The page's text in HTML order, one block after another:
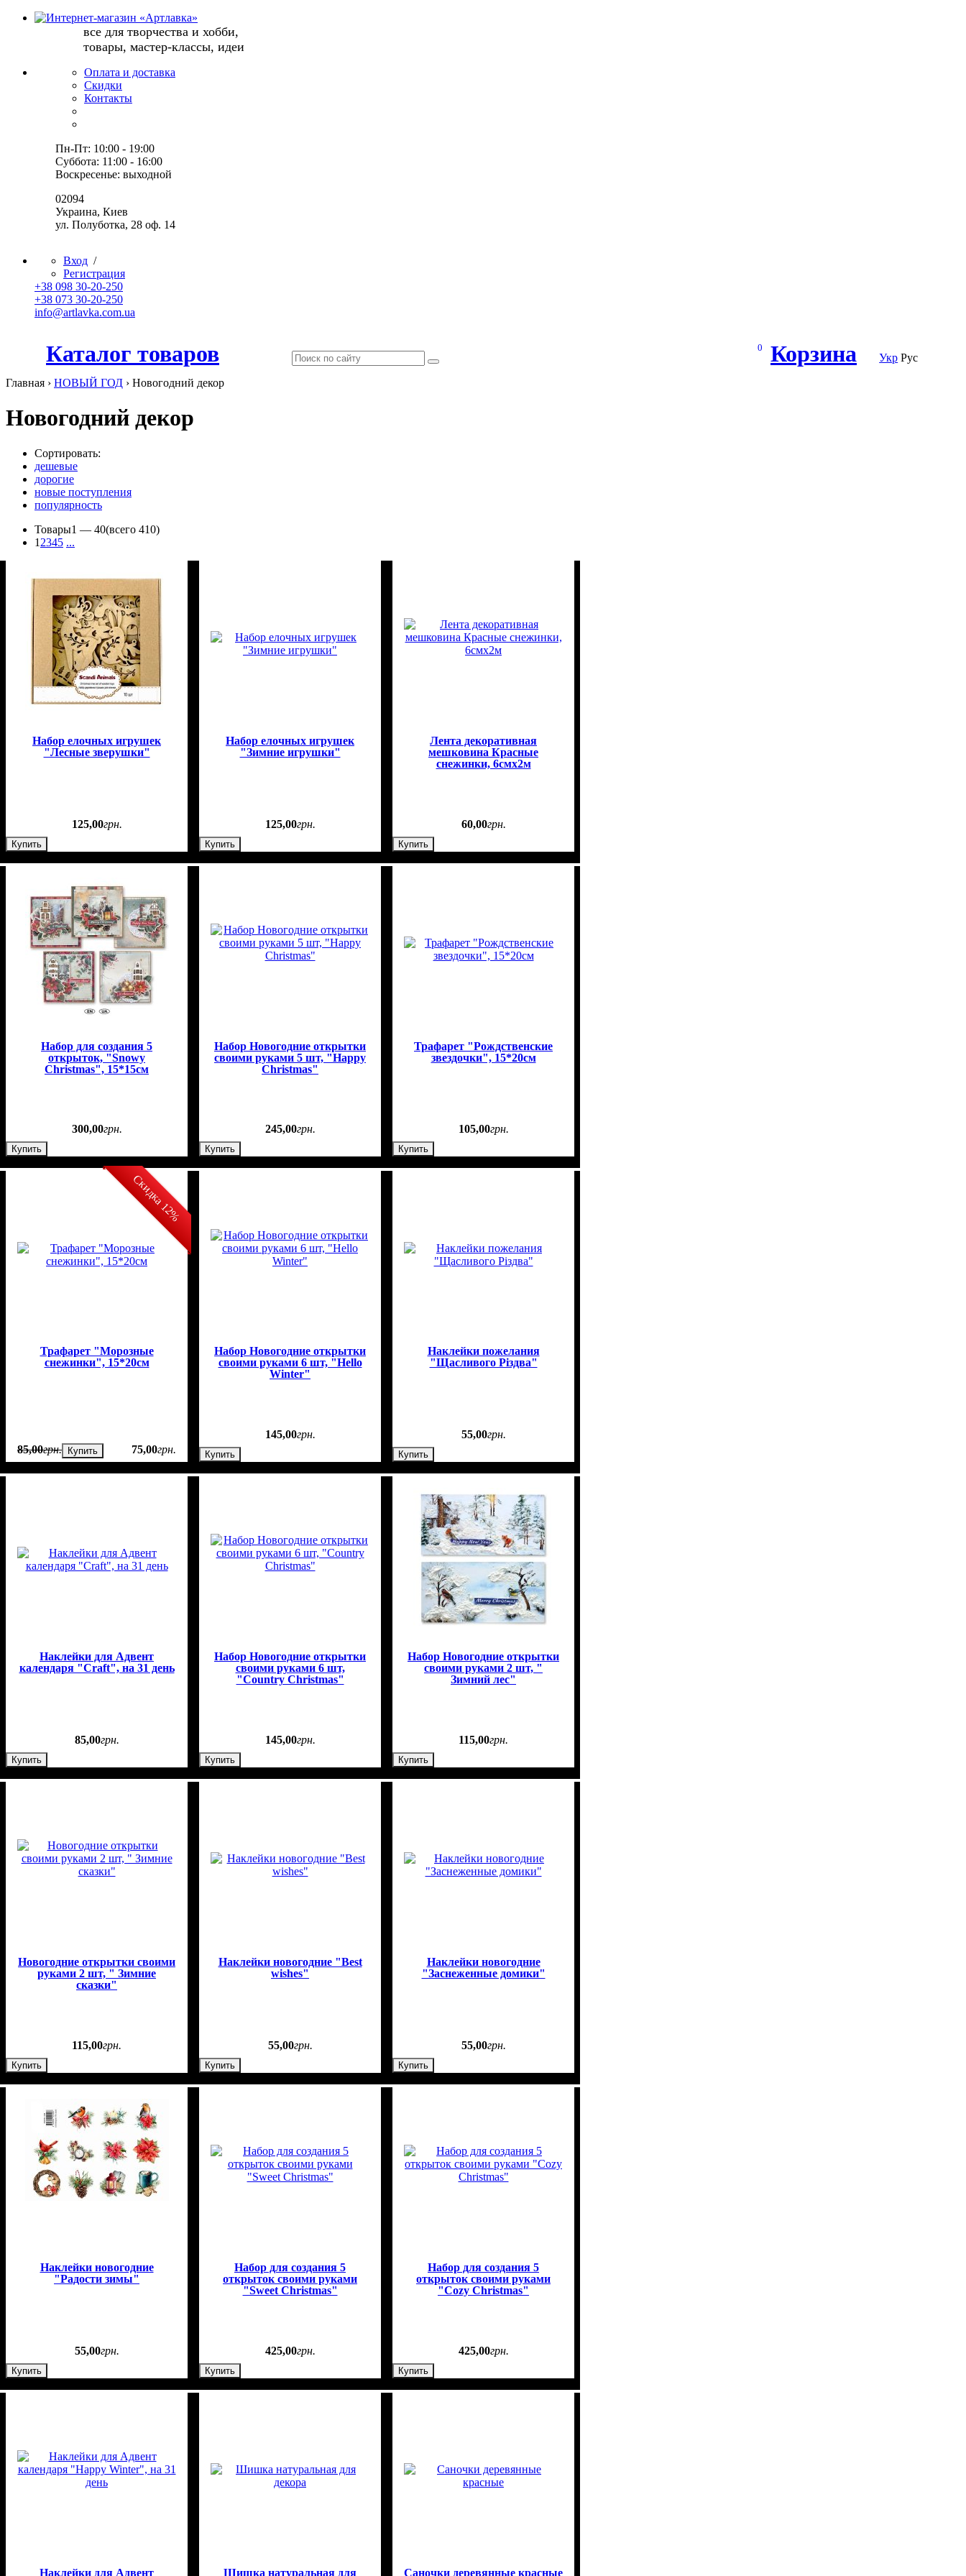
все для творчества и хобби,
товары, мастер-классы, идеи
Оплата и доставка
Скидки
Контакты
Пн-Пт: 10:00 - 19:00
Суббота: 11:00 - 16:00
Воскресенье: выходной
02094
Украина, Киев
ул. Полуботка, 28 оф. 14
Вход /
Регистрация
+38 098 30-20-250
+38 073 30-20-250
info@artlavka.com.ua
Каталог товаров Корзина
0
Укр Рус
Главная › НОВЫЙ ГОД › Новогодний декор
Новогодний декор
Сортировать:
дешевые
дорогие
новые поступления
популярность
Товары1 — 40(всего 410)
1 2345 ...
Набор елочных игрушек
"Лесные зверушки"
125,00грн.
Купить
Набор елочных игрушек
"Зимние игрушки"
125,00грн.
Купить
Лента декоративная
мешковина Красные
снежинки, 6смх2м
60,00грн.
Купить
Набор для создания 5
открыток, "Snowy
Christmas", 15*15см
300,00грн.
Купить
Набор Новогодние открытки
своими руками 5 шт, "Happy
Christmas"
245,00грн.
Купить
Трафарет "Рождственские
звездочки", 15*20см
105,00грн.
Купить
Скидка 12%
Трафарет "Морозные
снежинки", 15*20см
85,00грн. 75,00грн.
Купить
Набор Новогодние открытки
своими руками 6 шт, "Hello
Winter"
145,00грн.
Купить
Наклейки пожелания
"Щасливого Різдва"
55,00грн.
Купить
Наклейки для Адвент
календаря "Craft", на 31 день
85,00грн.
Купить
Набор Новогодние открытки
своими руками 6 шт,
"Country Christmas"
145,00грн.
Купить
Набор Новогодние открытки
своими руками 2 шт, "
Зимний лес"
115,00грн.
Купить
Новогодние открытки своими
руками 2 шт, " Зимние
сказки"
115,00грн.
Купить
Наклейки новогодние "Best
wishes"
55,00грн.
Купить
Наклейки новогодние
"Заснеженные домики"
55,00грн.
Купить
Наклейки новогодние
"Радости зимы"
55,00грн.
Купить
Набор для создания 5
открыток своими руками
"Sweet Christmas"
425,00грн.
Купить
Набор для создания 5
открыток своими руками
"Cozy Christmas"
425,00грн.
Купить
Наклейки для Адвент Шишка натуральная для Саночки деревянные красные